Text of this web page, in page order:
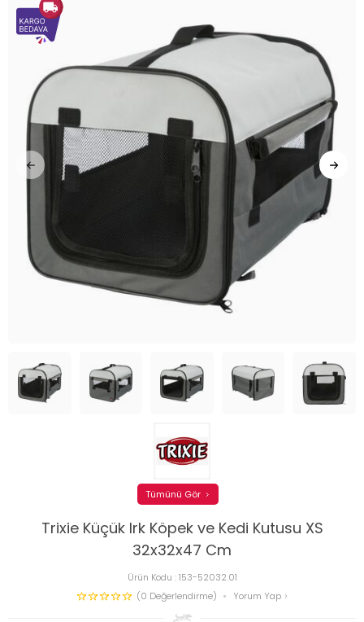
Trixie Küçük Irk Köpek ve Kedi Kutusu XS
32x32x47 Cm
Ürün Kodu :153-52032.01
(0 Değerlendirme)
Yorum Yap
Tümünü Gör